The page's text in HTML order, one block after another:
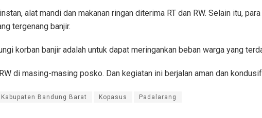
alat mandi dan makanan ringan diterima RT dan RW. Selain itu,
tergenang banjir.
korban banjir adalah untuk dapat meringankan beban warga yang
di masing-masing posko. Dan kegiatan ini berjalan aman dan
Kabupaten Bandung Barat Kopasus Padalarang